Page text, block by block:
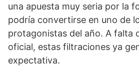
una apuesta muy seria por la
podría convertirse en uno de
protagonistas del año. A falta
oficial, estas filtraciones ya
expectativa.